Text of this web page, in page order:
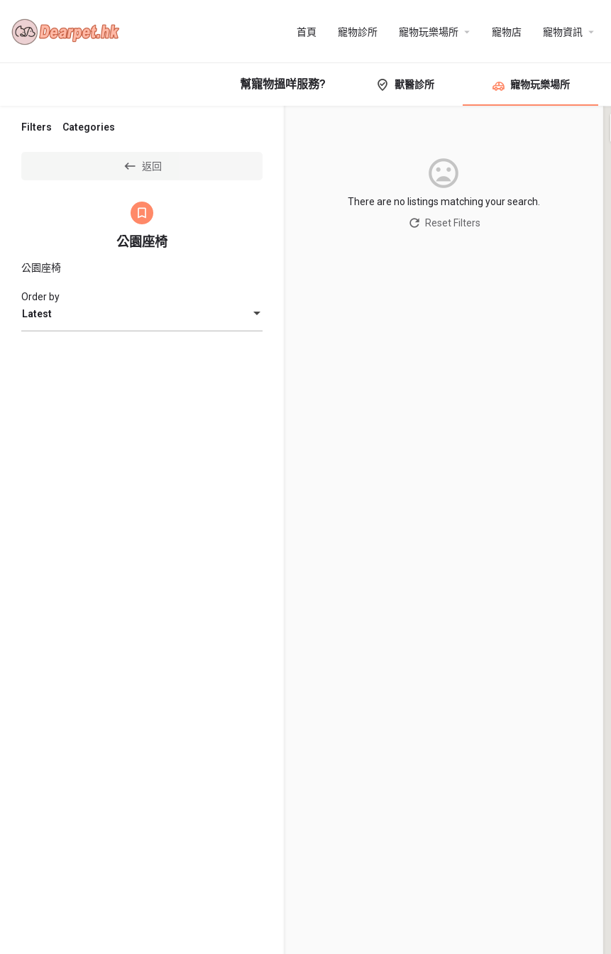
首頁 寵物診所 寵物玩樂場所 寵物店 寵物資訊
幫寵物搵咩服務? 獸醫診所 寵物玩樂場所
Filters Categories
返回
公園座椅
公園座椅
Latest
Order by
There are no listings matching your search.
Reset Filters